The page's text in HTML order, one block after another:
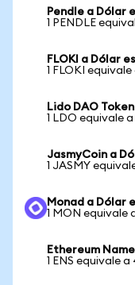
Pendle a Dólar
1 PENDLE
FLOKI a Dólar
1 FLOKI equivale
Lido DAO
1 LDO equivale
JasmyCoin a
1 JASMY
Monad a Dólar
1 MON equivale
Ethereum
1 ENS equivale a